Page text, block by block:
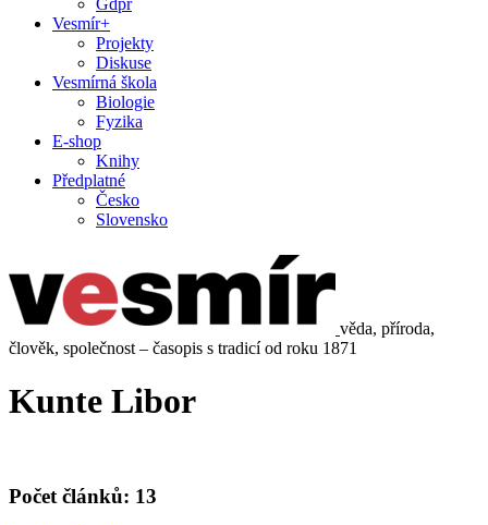
Vesmír+
Projekty
Diskuse
Vesmírná škola
Biologie
Fyzika
E-shop
Knihy
Předplatné
Česko
Slovensko
věda, příroda,
člověk, společnost – časopis s tradicí od roku 1871
Kunte Libor
Počet článků: 13